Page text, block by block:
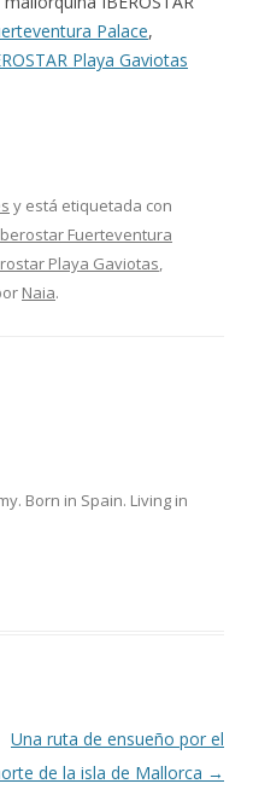
Palace,
Playa Gaviotas
y está etiquetada con
Fuerteventura
Playa Gaviotas,
Naia.
Born in Spain. Living in
Una ruta de ensueño por el
de la isla de Mallorca →